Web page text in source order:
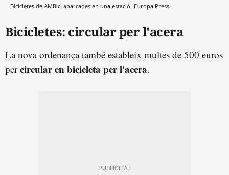
Bicicletes de AMBici aparcades en una estació Europa Press
Bicicletes: circular per l'acera
La nova ordenança també estableix multes de 500 euros
percircular en bicicleta per l'acera.